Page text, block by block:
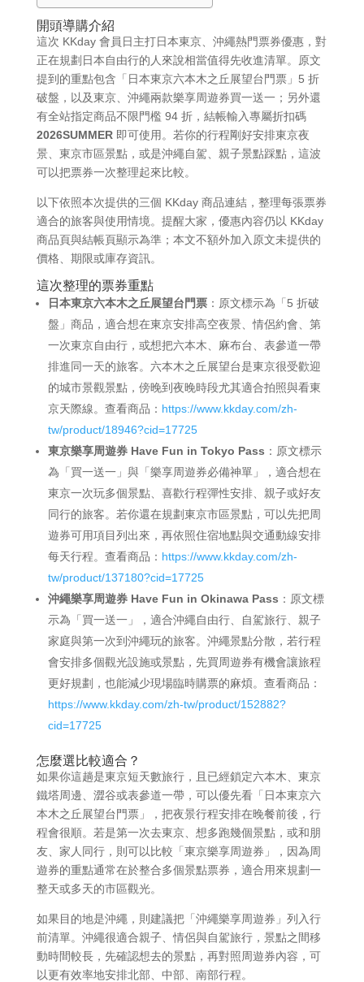
開頭導購介紹
這次 KKday 會員日主打日本東京、沖繩熱門票券優惠，對
正在規劃日本自由行的人來說相當值得先收進清單。原文
提到的重點包含「日本東京六本木之丘展望台門票」5 折
破盤，以及東京、沖繩兩款樂享周遊券買一送一；另外還
有全站指定商品不限門檻 94 折，結帳輸入專屬折扣碼
2026SUMMER即可使用。若你的行程剛好安排東京夜
景、東京市區景點，或是沖繩自駕、親子景點踩點，這波
可以把票券一次整理起來比較。
以下依照本次提供的三個 KKday 商品連結，整理每張票券
適合的旅客與使用情境。提醒大家，優惠內容仍以 KKday
商品頁與結帳頁顯示為準；本文不額外加入原文未提供的
價格、期限或庫存資訊。
這次整理的票券重點
日本東京六本木之丘展望台門票：原文標示為「5 折破
盤」商品，適合想在東京安排高空夜景、情侶約會、第
一次東京自由行，或想把六本木、麻布台、表參道一帶
排進同一天的旅客。六本木之丘展望台是東京很受歡迎
的城市景觀景點，傍晚到夜晚時段尤其適合拍照與看東
京天際線。查看商品： https://www.kkday.com/zh-
tw/product/18946?cid=17725
東京樂享周遊券 Have Fun in Tokyo Pass ：原文標示
為「買一送一」與「樂享周遊券必備神單」，適合想在
東京一次玩多個景點、喜歡行程彈性安排、親子或好友
同行的旅客。若你還在規劃東京市區景點，可以先把周
遊券可用項目列出來，再依照住宿地點與交通動線安排
每天行程。查看商品： https://www.kkday.com/zh-
tw/product/137180?cid=17725
沖繩樂享周遊券 Have Fun in Okinawa Pass ：原文標
示為「買一送一」，適合沖繩自由行、自駕旅行、親子
家庭與第一次到沖繩玩的旅客。沖繩景點分散，若行程
會安排多個觀光設施或景點，先買周遊券有機會讓旅程
更好規劃，也能減少現場臨時購票的麻煩。查看商品：
https://www.kkday.com/zh-tw/product/152882?
cid=17725
怎麼選比較適合？
如果你這趟是東京短天數旅行，且已經鎖定六本木、東京
鐵塔周邊、澀谷或表參道一帶，可以優先看「日本東京六
本木之丘展望台門票」，把夜景行程安排在晚餐前後，行
程會很順。若是第一次去東京、想多跑幾個景點，或和朋
友、家人同行，則可以比較「東京樂享周遊券」，因為周
遊券的重點通常在於整合多個景點票券，適合用來規劃一
整天或多天的市區觀光。
如果目的地是沖繩，則建議把「沖繩樂享周遊券」列入行
前清單。沖繩很適合親子、情侶與自駕旅行，景點之間移
動時間較長，先確認想去的景點，再對照周遊券內容，可
以更有效率地安排北部、中部、南部行程。